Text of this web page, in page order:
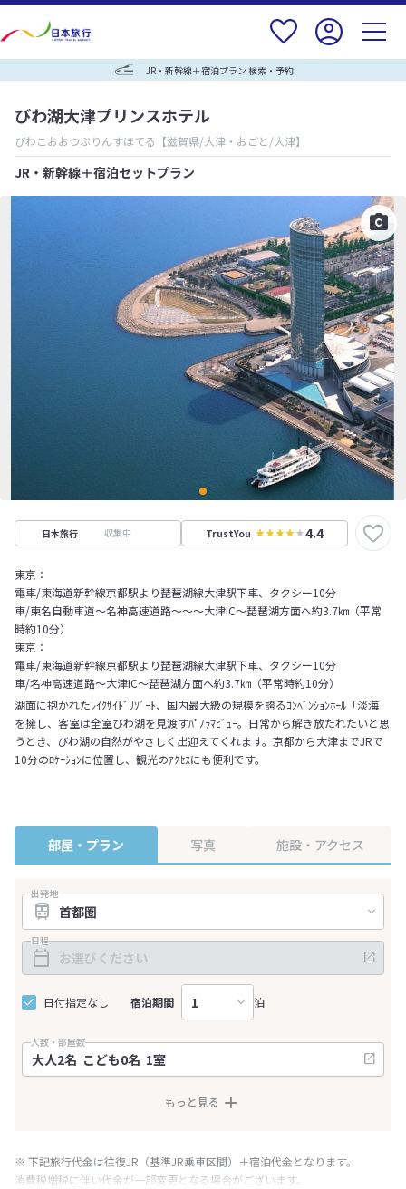
JR・新幹線＋宿泊プラン 検索・予約
びわ湖大津プリンスホテル
びわこおおつぷりんすほてる 【滋賀県/大津・おごと/大津】
JR・新幹線＋宿泊セットプラン
日本旅行 収集中 TrustYou 4.4
東京：
電車/東海道新幹線京都駅より琵琶湖線大津駅下車、タクシー10分
車/東名自動車道～名神高速道路～～～大津IC～琵琶湖方面へ約3.7㎞（平常
時約10分）
東京：
電車/東海道新幹線京都駅より琵琶湖線大津駅下車、タクシー10分
車/名神高速道路～大津IC～琵琶湖方面へ約3.7㎞（平常時約10分）
湖面に抱かれたﾚｲｸｻｲﾄﾞﾘｿﾞｰﾄ、国内最大級の規模を誇るｺﾝﾍﾞﾝｼｮﾝﾎｰﾙ「淡海」
を擁し、客室は全室びわ湖を見渡すﾊﾟﾉﾗﾏﾋﾞｭｰ。日常から解き放たれたいと思
うとき、びわ湖の自然がやさしく出迎えてくれます。京都から大津までJRで
10分のﾛｹｰｼｮﾝに位置し、観光のｱｸｾｽにも便利です。
部屋・プラン 写真 施設・アクセス
出発地
日程
日付指定なし 宿泊期間 泊
人数・部屋数
もっと見る
※ 下記旅行代金は往復JR（基準JR乗車区間）＋宿泊代金となります。
消費税増税に伴い代金が一部変更となる場合がございます。